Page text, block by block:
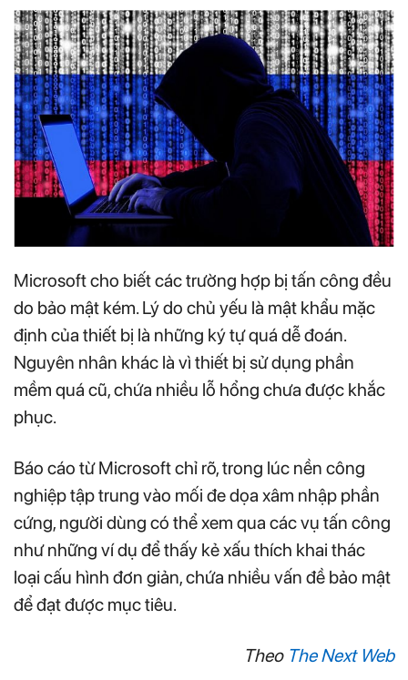
Microsoft cho biết các trường hợp bị tấn công đều
do bảo mật kém. Lý do chủ yếu là mật khẩu mặc
định của thiết bị là những ký tự quá dễ đoán.
Nguyên nhân khác là vì thiết bị sử dụng phần
mềm quá cũ, chứa nhiều lỗ hổng chưa được khắc
phục.
Báo cáo từ Microsoft chỉ rõ, trong lúc nền công
nghiệp tập trung vào mối đe dọa xâm nhập phần
cứng, người dùng có thể xem qua các vụ tấn công
như những ví dụ để thấy kẻ xấu thích khai thác
loại cấu hình đơn giản, chứa nhiều vấn đề bảo mật
để đạt được mục tiêu.
Theo The Next Web